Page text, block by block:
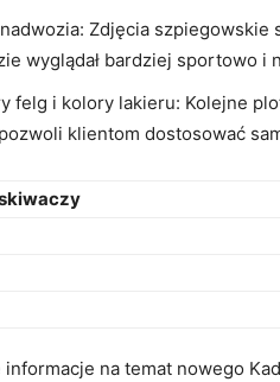
Zdjęcia szpiegowskie
wyglądał ⁣bardziej sportowo i
felg ⁤i kolory lakieru: Kolejne
klientom dostosować
na temat nowego